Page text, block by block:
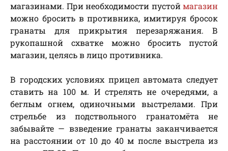
магазинами. При необходимости пустой магазин
можно бросить в противника, имитируя бросок
гранаты для прикрытия перезаряжания. В
рукопашной схватке можно бросить пустой
магазин, целясь в лицо противника.
В городских условиях прицел автомата следует
ставить на 100 м. И стрелять не очередями, а
беглым огнем, одиночными выстрелами. При
стрельбе из подствольного гранатомёта не
забывайте — взведение гранаты заканчивается
на расстоянии от 10 до 40 м после выстрела из